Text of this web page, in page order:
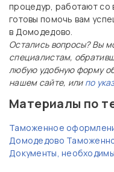
процедур, работают
готовы помочь вам
в Домодедово.
Остались вопросы? Вы
специалистам,
любую удобную форму
нашем сайте, или по
Материалы по
Таможенное
Домодедово
Документы,